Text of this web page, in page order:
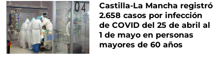
Castilla-La Mancha registró
2.658 casos por infección
de COVID del 25 de abril al
1 de mayo en personas
mayores de 60 años